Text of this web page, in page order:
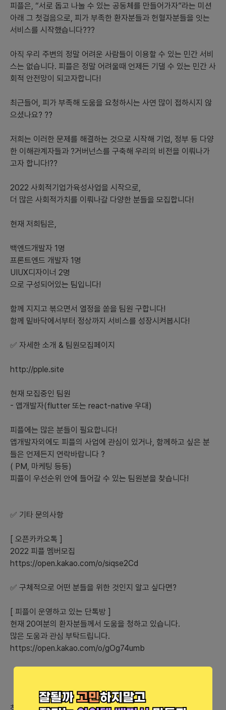
4) 출시플랫폼(모바일 웹/ 모바일 앱/PC 웹) 등의 우선순위와 이유
다.
5) 초기 시장 진입전략(세가지 이상)
- 헌혈을 원하는 사람들과 헌혈이 필요한 사람들에게 서비스를 홍보
합니다.
을 추진합니다.
- 병원, 헌혈 센터 등과 협력하여 더 많은 사용자를 확보합니다.
6) 시장을 확대하기위한 전략(세가지 이상)
- 다양한 헌혈 이벤트를 통한 유저 확보
- 체계적인 교육 및 홍보 전략으로 헌혈에 대한 Social 인식 제고
피플은, “서로 돕고 나눌 수 있는 공동체를 만들어가자”라는 미션
아래 그 첫걸음으로, 피가 부족한 환자분들과 헌혈자분들을 잇는
서비스를 시작했습니다???
아직 우리 주변의 정말 어려운 사람들이 이용할 수 있는 민간 서비
스는 없습니다. 피플은 정말 어려울때 언제든 기댈 수 있는 민간 사
회적 안전망이 되고자합니다!
최근들어, 피가 부족해 도움을 요청하시는 사연 많이 접하시지 않
으셨나요? ??
저희는 이러한 문제를 해결하는 것으로 시작해 기업, 정부 등 다양
한 이해관계자들과 ?거버넌스를 구축해 우리의 비전을 이뤄나가
고자 합니다!??
2022 사회적기업가육성사업을 시작으로,
더 많은 사회적가치를 이뤄나갈 다양한 분들을 모집합니다!
현재 저희팀은,
백엔드개발자 1명
프론트엔드 개발자 1명
UIUX디자이너 2명
으로 구성되어있는 팀입니다!
함께 지지고 볶으면서 열정을 쏟을 팀원 구합니다!
함께 밑바닥에서부터 정상까지 서비스를 성장시켜봅시다!
✅ 자세한 소개 & 팀원모집페이지
http://pple.site
현재 모집중인 팀원
- 앱개발자(flutter 또는 react-native 우대)
피플에는 많은 분들이 필요합니다!
앱개발자외에도 피플의 사업에 관심이 있거나, 함께하고 싶은 분
들은 언제든지 연락바랍니다 ?
( PM, 마케팅 등등)
피플이 우선순위 안에 들어갈 수 있는 팀원분을 찾습니다!
✅ 기타 문의사항
[ 오픈카카오톡 ]
2022 피플 멤버모집
https://open.kakao.com/o/siqse2Cd
✅ 구체적으로 어떤 분들을 위한 것인지 알고 싶다면?
[ 피플이 운영하고 있는 단톡방 ]
현재 20여분의 환자분들께서 도움을 청하고 있습니다.
많은 도움과 관심 부탁드립니다.
https://open.kakao.com/o/gOg74umb